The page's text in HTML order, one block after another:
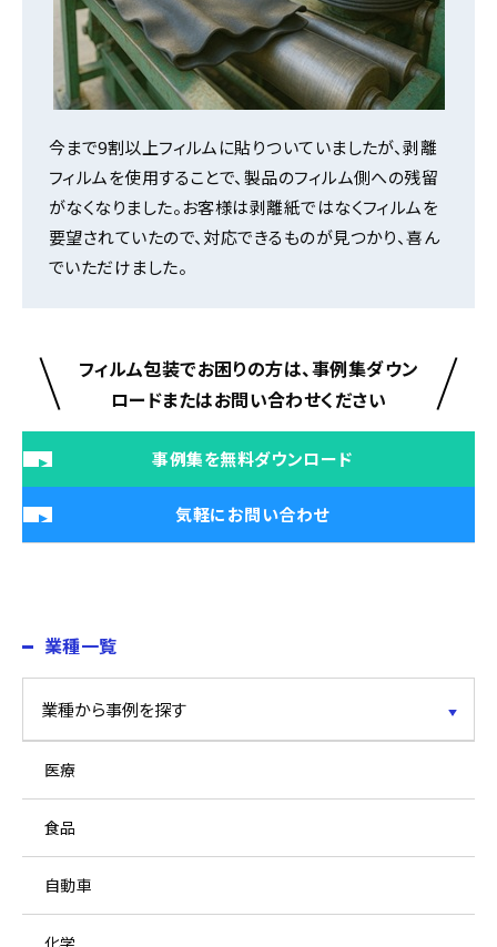
業種一覧
医療
食品
自動車
化学
今まで9割以上フィルムに貼りついていましたが、剥離
フィルムを使用することで、製品のフィルム側への残留
がなくなりました。お客様は剥離紙ではなくフィルムを
要望されていたので、対応できるものが見つかり、喜ん
でいただけました。
フィルム包装でお困りの方は、事例集ダウン
ロードまたはお問い合わせください
事例集を無料ダウンロード
気軽にお問い合わせ